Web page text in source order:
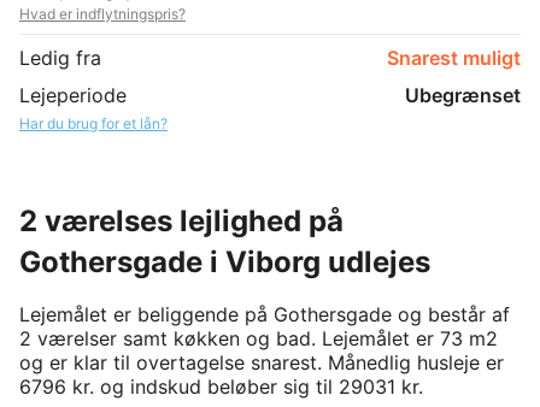
Hvad er indflytningspris?
Ledig fra
Snarest muligt
Lejeperiode
Ubegrænset
Har du brug for et lån?
2 værelses lejlighed på
Gothersgade i Viborg udlejes
Lejemålet er beliggende på Gothersgade og består af
2 værelser samt køkken og bad. Lejemålet er 73 m2
og er klar til overtagelse snarest. Månedlig husleje er
6796 kr. og indskud beløber sig til 29031 kr.